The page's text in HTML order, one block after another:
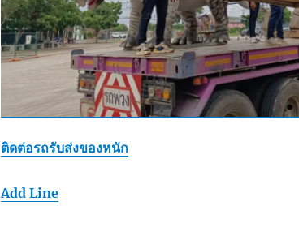
ติดต่อรถรับส่งของหนัก
Add Line